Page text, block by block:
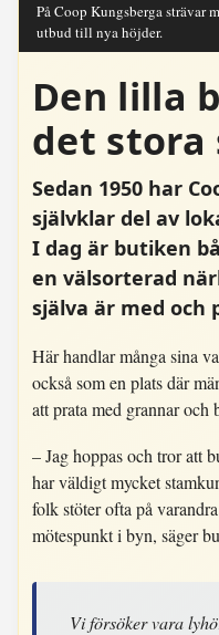
På Coop Kungsberga strävar
utbud till nya höjder.
Den lilla
det
Sedan 1950 har
självklar del av
I dag är butiken
en välsorterad
själva är med och
Här handlar många sina
också som en plats där
att prata med grannar och
– Jag hoppas och tror att
har väldigt mycket
folk stöter ofta på
mötespunkt i byn, säger
Vi försöker vara